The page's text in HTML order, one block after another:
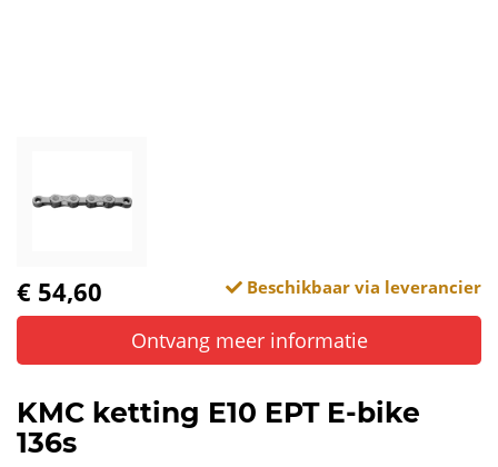
€ 54,60 Beschikbaar via leverancier
Ontvang meer informatie
KMC ketting E10 EPT E-bike
136s